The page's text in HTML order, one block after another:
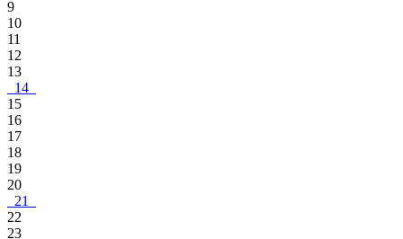
9
10
11
12
13
14
15
16
17
18
19
20
21
22
23